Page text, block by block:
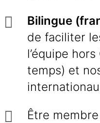
Bilingue
de faciliter
l’équipe
temps) et
Être membre